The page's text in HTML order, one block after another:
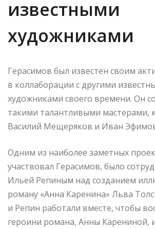
известными
художниками
Герасимов был известен своим
в коллаборации с другими
художниками своего времени. Он
такими талантливыми мастерами,
Василий Мещеряков и Иван
Одним из наиболее заметных
участвовал Герасимов, было
Ильей Репиным над созданием
роману «Анна Каренина» Льва
и Репин работали вместе, чтобы
героини романа, Анны Карениной,